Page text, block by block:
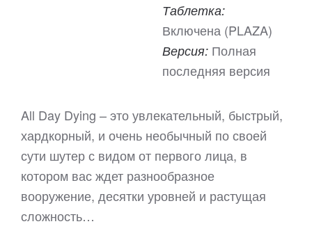
Таблетка:
Включена (PLAZA)
Версия: Полная
последняя версия
All Day Dying – это увлекательный, быстрый,
хардкорный, и очень необычный по своей
сути шутер с видом от первого лица, в
котором вас ждет разнообразное
вооружение, десятки уровней и растущая
сложность…